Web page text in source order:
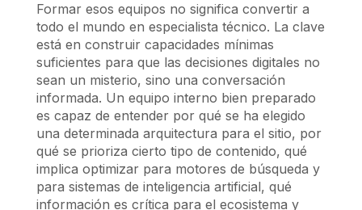
Formar esos equipos no significa convertir a
todo el mundo en especialista técnico. La clave
está en construir capacidades mínimas
suficientes para que las decisiones digitales no
sean un misterio, sino una conversación
informada. Un equipo interno bien preparado
es capaz de entender por qué se ha elegido
una determinada arquitectura para el sitio, por
qué se prioriza cierto tipo de contenido, qué
implica optimizar para motores de búsqueda y
para sistemas de inteligencia artificial, qué
información es crítica para el ecosistema y